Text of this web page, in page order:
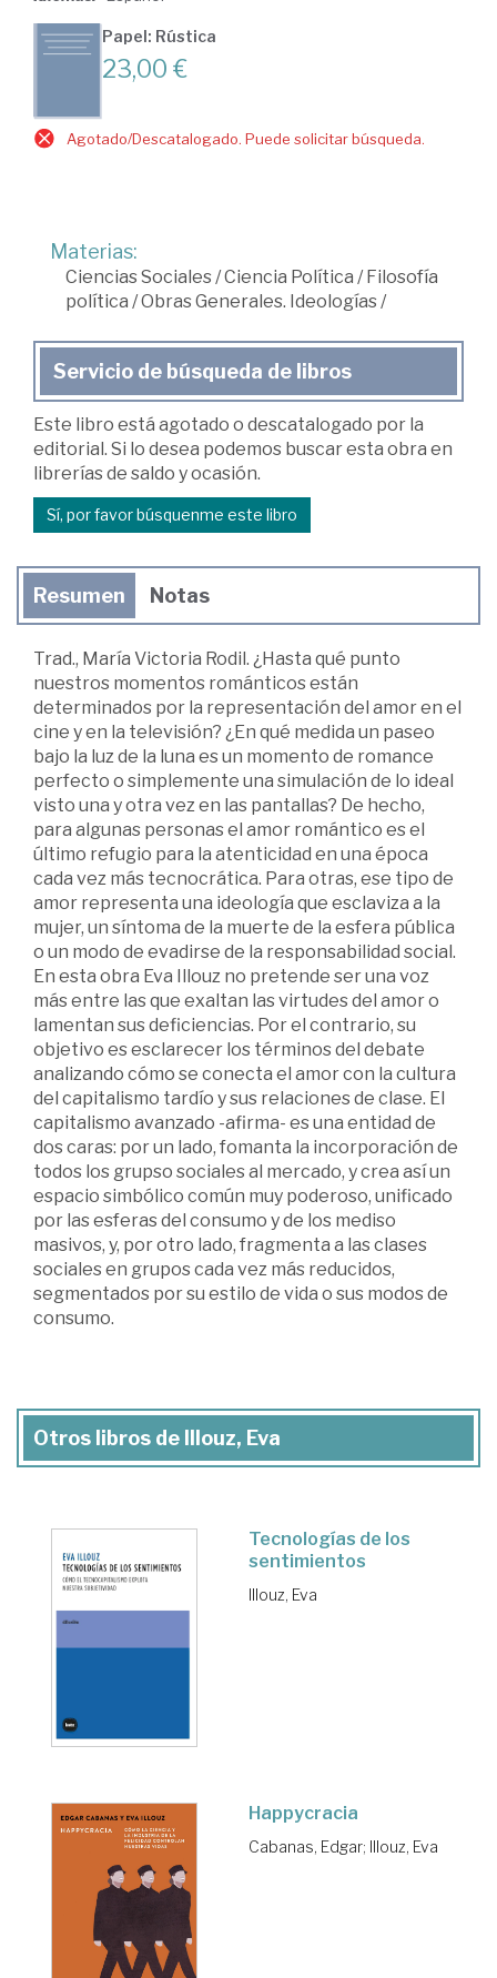
Papel: Rústica
23,00 €
Agotado/Descatalogado. Puede solicitar búsqueda.
Materias:
Ciencias Sociales/Ciencia Política /Filosofía
política /Obras Generales. Ideologías/
Servicio de búsqueda de libros
Este libro está agotado o descatalogado por la
editorial. Si lo desea podemos buscar esta obra en
librerías de saldo y ocasión.
Sí, por favor búsquenme este libro
Resumen Notas
Trad., María Victoria Rodil. ¿Hasta qué punto
nuestros momentos románticos están
determinados por la representación del amor en el
cine y en la televisión? ¿En qué medida un paseo
bajo la luz de la luna es un momento de romance
perfecto o simplemente una simulación de lo ideal
visto una y otra vez en las pantallas? De hecho,
para algunas personas el amor romántico es el
último refugio para la atenticidad en una época
cada vez más tecnocrática. Para otras, ese tipo de
amor representa una ideología que esclaviza a la
mujer, un síntoma de la muerte de la esfera pública
o un modo de evadirse de la responsabilidad social.
En esta obra Eva Illouz no pretende ser una voz
más entre las que exaltan las virtudes del amor o
lamentan sus deficiencias. Por el contrario, su
objetivo es esclarecer los términos del debate
analizando cómo se conecta el amor con la cultura
del capitalismo tardío y sus relaciones de clase. El
capitalismo avanzado -afirma- es una entidad de
dos caras: por un lado, fomanta la incorporación de
todos los grupso sociales al mercado, y crea así un
espacio simbólico común muy poderoso, unificado
por las esferas del consumo y de los mediso
masivos, y, por otro lado, fragmenta a las clases
sociales en grupos cada vez más reducidos,
segmentados por su estilo de vida o sus modos de
consumo.
Otros libros de Illouz, Eva
Tecnologías de los
sentimientos
Illouz, Eva
Happycracia
Cabanas, Edgar; Illouz, Eva